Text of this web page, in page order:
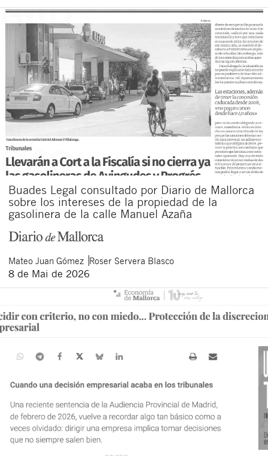
Buades Legal consultado por Diario de Mallorca
sobre los intereses de la propiedad de la
gasolinera de la calle Manuel Azaña
Mateo Juan Gómez Roser Servera Blasco
8 de Mai de 2026